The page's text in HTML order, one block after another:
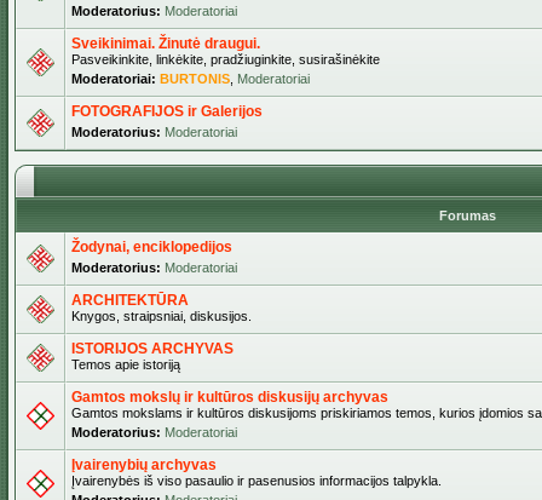
Moderatorius: Moderatoriai
Sveikinimai. Žinutė draugui.
Pasveikinkite, linkėkite, pradžiuginkite, susirašinėkite
Moderatoriai: BURTONIS Moderatoriai
FOTOGRAFIJOS ir Galerijos
Moderatorius: Moderatoriai
Forumas
Žodynai, enciklopedijos
Moderatorius: Moderatoriai
ARCHITEKTŪRA
Knygos, straipsniai, diskusijos.
ISTORIJOS ARCHYVAS
Temos apie istoriją
Gamtos mokslų ir kultūros diskusijų archyvas
Gamtos mokslams ir kultūros diskusijoms priskiriamos temos, kurios įdomios
Moderatorius: Moderatoriai
Įvairenybių archyvas
Įvairenybės iš viso pasaulio ir pasenusios informacijos talpykla.